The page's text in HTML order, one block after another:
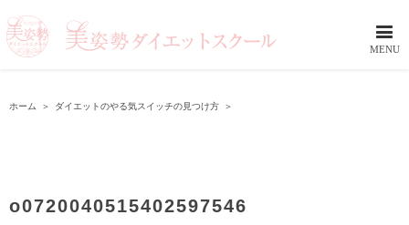
ホーム ＞ ダイエットのやる気スイッチの見つけ方 ＞
o0720040515402597546